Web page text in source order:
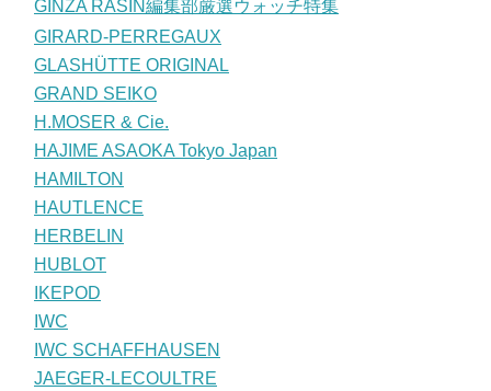
GINZA RASIN編集部厳選ウォッチ特集
GIRARD-PERREGAUX
GLASHÜTTE ORIGINAL
GRAND SEIKO
H.MOSER & Cie.
HAJIME ASAOKA Tokyo Japan
HAMILTON
HAUTLENCE
HERBELIN
HUBLOT
IKEPOD
IWC
IWC SCHAFFHAUSEN
JAEGER-LECOULTRE